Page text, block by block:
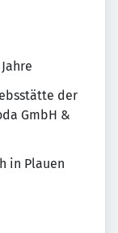
der
GmbH &
in Plauen